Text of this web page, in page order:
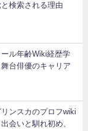
検索される理由
ール年齢Wiki経歴学
台俳優のキャリア
ンスカのプロフwiki
会いと馴れ初め、